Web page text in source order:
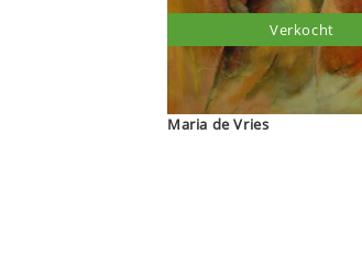
Maria de Vries
Verkocht